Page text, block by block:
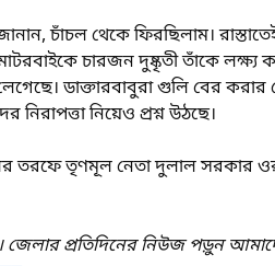
চাঁচল থেকে ফিরছিলাম।
চারজন দুষ্কৃতী তাঁকে লক্ষ্য
ডাক্তারবাবুরা গুলি বের করার
ঘটনায় আমাদের মত জনপ্রতিনিধিদের নিরাপত্তা নিয়ে‌‌ও প্রশ্ন উঠছে।
তরফে তৃণমূল নেতা দুলাল সরকার
জেলার প্রতিদিনের নিউজ পড়ুন